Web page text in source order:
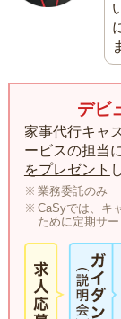
デビ
家事代行キャ
ービスの担当
をプレゼント
業務委託のみ
CaSyでは、キ
ために定期サ